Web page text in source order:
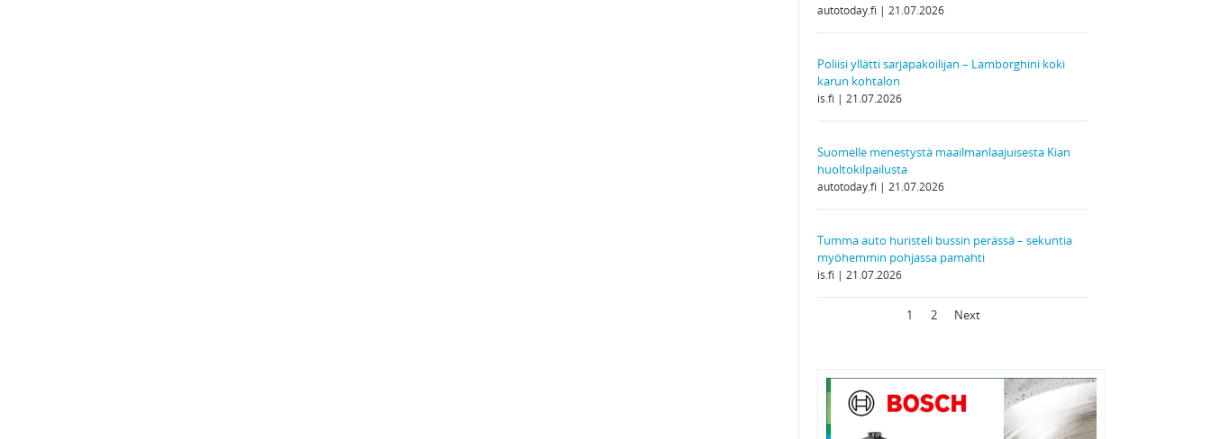
autotoday.fi 21.07.2026
Poliisi yllätti sarjapakoilijan – Lamborghini koki
karun kohtalon
is.fi 21.07.2026
Suomelle menestystä maailmanlaajuisesta Kian
huoltokilpailusta
autotoday.fi 21.07.2026
Tumma auto huristeli bussin perässä – sekuntia
myöhemmin pohjassa pamahti
is.fi 21.07.2026
1 2 Next